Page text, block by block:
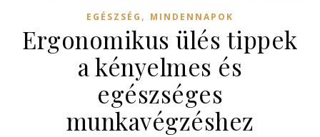
EGÉSZSÉG , MINDENNAPOK
Ergonomikus ülés tippek
a kényelmes és
egészséges
munkavégzéshez